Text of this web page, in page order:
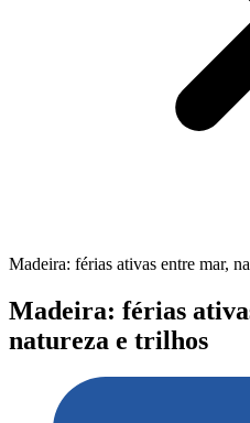
Madeira: férias ativas entre mar,
Madeira: férias
natureza e trilhos